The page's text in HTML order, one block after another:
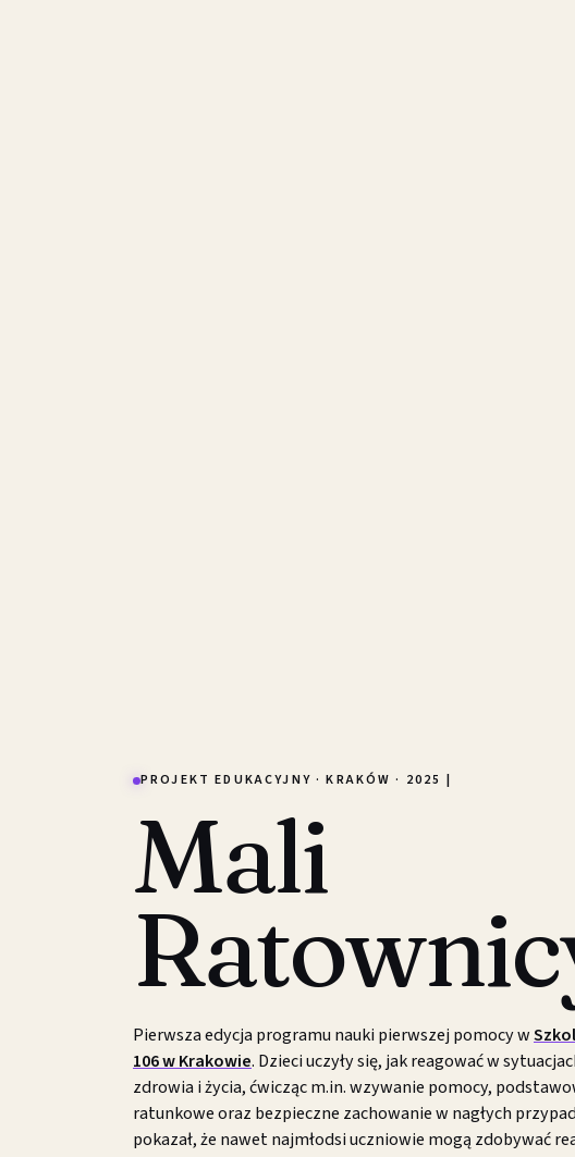
PROJEKT EDUKACYJNY · KRAKÓW · 2025 |
Mali
Pierwsza edycja programu nauki pierwszej pomocy w
106 w Krakowie. Dzieci uczyły się, jak reagować w
zdrowia i życia, ćwicząc m.in. wzywanie pomocy,
ratunkowe oraz bezpieczne zachowanie w nagłych
pokazał, że nawet najmłodsi uczniowie mogą zdobywać